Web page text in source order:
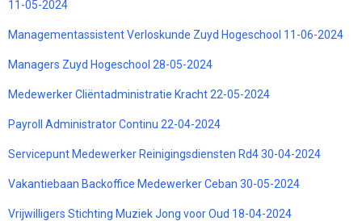
11-05-2024
Managementassistent Verloskunde Zuyd Hogeschool 11-06-2024
Managers Zuyd Hogeschool 28-05-2024
Medewerker Cliëntadministratie Kracht 22-05-2024
Payroll Administrator Continu 22-04-2024
Servicepunt Medewerker Reinigingsdiensten Rd4 30-04-2024
Vakantiebaan Backoffice Medewerker Ceban 30-05-2024
Vrijwilligers Stichting Muziek Jong voor Oud 18-04-2024